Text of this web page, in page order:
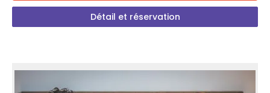
Détail et réservation